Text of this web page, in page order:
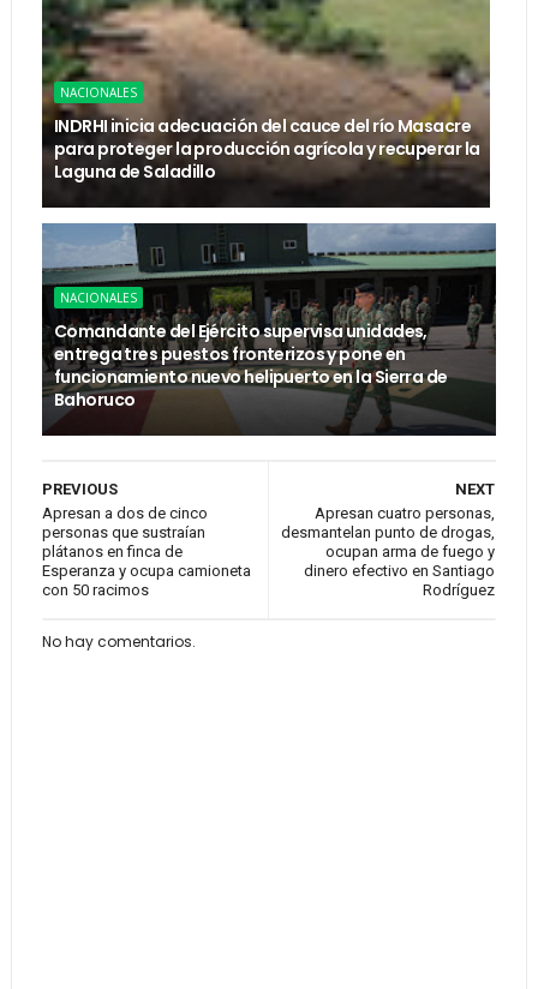
NACIONALES
INDRHI inicia adecuación del cauce del río Masacre
para proteger la producción agrícola y recuperar la
Laguna de Saladillo
NACIONALES
Comandante del Ejército supervisa unidades,
entrega tres puestos fronterizos y pone en
funcionamiento nuevo helipuerto en la Sierra de
Bahoruco
NEXT
Apresan cuatro personas,
desmantelan punto de drogas,
ocupan arma de fuego y
dinero efectivo en Santiago
Rodríguez
PREVIOUS
Apresan a dos de cinco
personas que sustraían
plátanos en finca de
Esperanza y ocupa camioneta
con 50 racimos
No hay comentarios.